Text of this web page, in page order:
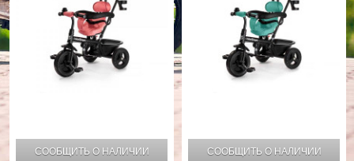
СООБЩИТЬ О НАЛИЧИИ СООБЩИТЬ О НАЛИЧИИ